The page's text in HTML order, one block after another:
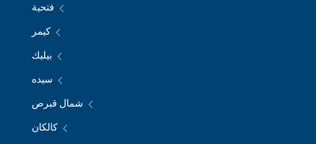
فتحية
كيمر
بيليك
سيده
شمال قبرص
كالكان